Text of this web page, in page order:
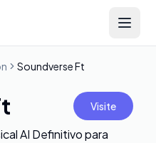
Open
Soundverse Ft
Visite
AI Definitivo para